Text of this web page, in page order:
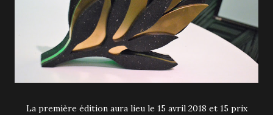
La première édition aura lieu le 15 avril 2018 et 15 prix